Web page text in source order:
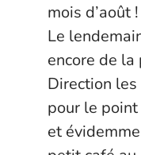
mois d’août !
Le
encore de la
Direction les
pour le
et